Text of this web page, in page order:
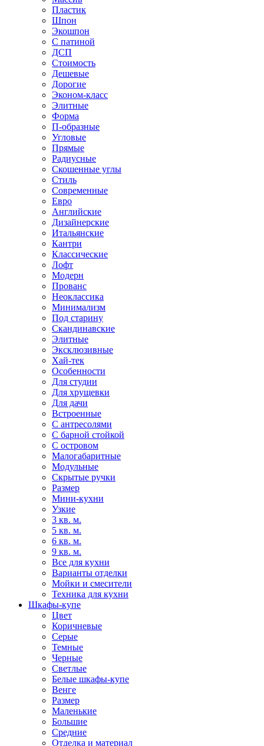
Пластик
Шпон
Экошпон
С патиной
ДСП
Стоимость
Дешевые
Дорогие
Эконом-класс
Элитные
Форма
П-образные
Угловые
Прямые
Радиусные
Скошенные углы
Стиль
Современные
Евро
Английские
Дизайнерские
Итальянские
Кантри
Классические
Лофт
Модерн
Прованс
Неоклассика
Минимализм
Под старину
Скандинавские
Элитные
Эксклюзивные
Хай-тек
Особенности
Для студии
Для хрущевки
Для дачи
Встроенные
С антресолями
С барной стойкой
С островом
Малогабаритные
Модульные
Скрытые ручки
Размер
Мини-кухни
Узкие
3 кв. м.
5 кв. м.
6 кв. м.
9 кв. м.
Все для кухни
Варианты отделки
Мойки и смесители
Техника для кухни
Шкафы-купе
Цвет
Коричневые
Серые
Темные
Черные
Светлые
Белые шкафы-купе
Венге
Размер
Маленькие
Большие
Средние
Отделка и материал